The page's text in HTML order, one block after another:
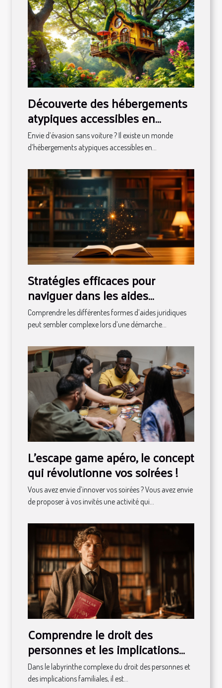
Découverte des hébergements
atypiques accessibles en
transport en commun
Envie d’évasion sans voiture ? Il existe un monde
d’hébergements atypiques accessibles en...
Stratégies efficaces pour
naviguer dans les aides
juridiques disponibles
Comprendre les différentes formes d’aides juridiques
peut sembler complexe lors d’une démarche...
L’escape game apéro, le concept
qui révolutionne vos soirées !
Vous avez envie d’innover vos soirées ? Vous avez envie
de proposer à vos invités une activité qui...
Comprendre le droit des
personnes et les implications
familiales
Dans le labyrinthe complexe du droit des personnes et
des implications familiales, il est...